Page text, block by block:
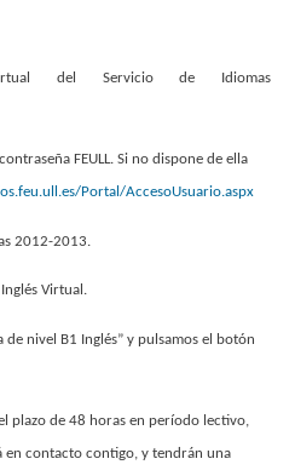
del Servicio de Idiomas
FEULL. Si no dispone de ella
Portal/AccesoUsuario.aspx
2012-2013.
Virtual.
nivel B1 Inglés” y pulsamos el botón
plazo de 48 horas en período lectivo,
en contacto contigo, y tendrán una